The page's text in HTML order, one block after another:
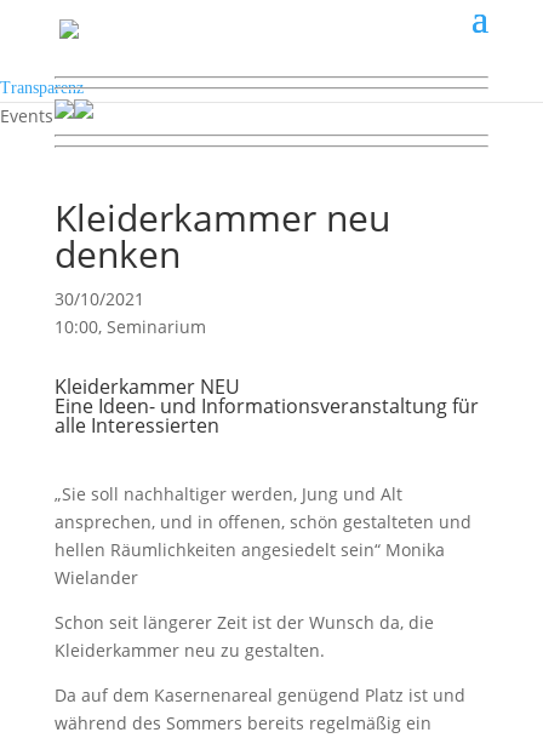
Transparenz
Events
Kleiderkammer neu
denken
30/10/2021
10:00, Seminarium
Kleiderkammer NEU
Eine Ideen- und Informationsveranstaltung für
alle Interessierten
„Sie soll nachhaltiger werden, Jung und Alt
ansprechen, und in offenen, schön gestalteten und
hellen Räumlichkeiten angesiedelt sein“ Monika
Wielander
Schon seit längerer Zeit ist der Wunsch da, die
Kleiderkammer neu zu gestalten.
Da auf dem Kasernenareal genügend Platz ist und
während des Sommers bereits regelmäßig ein